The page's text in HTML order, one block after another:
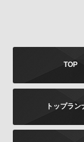
お問合せに
定めるとこ
示、訂正、
は書面に下
トなどのコ
願いします
TOP
トップラン